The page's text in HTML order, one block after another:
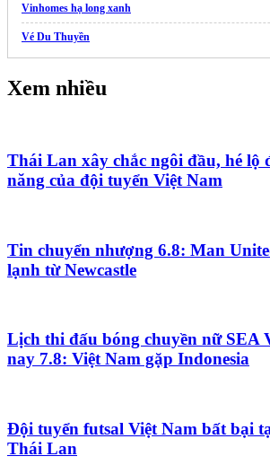
Vinhomes hạ long xanh
Vé Du Thuyền
Xem nhiều
Thái Lan xây chắc ngôi đầu, hé lộ
năng của đội tuyển Việt Nam
Tin chuyển nhượng 6.8: Man
lạnh từ Newcastle
Lịch thi đấu bóng chuyền nữ SEA
nay 7.8: Việt Nam gặp Indonesia
Đội tuyển futsal Việt Nam bất bại
Thái Lan